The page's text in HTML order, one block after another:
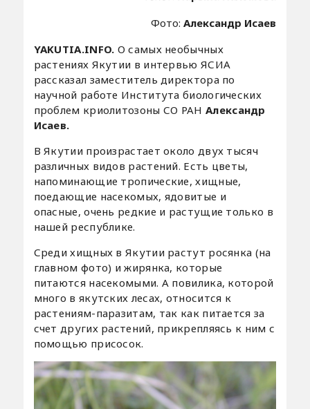
Фото:Александр Исаев
YAKUTIA.INFO. О самых необычных
растениях Якутии в интервью ЯСИА
рассказал заместитель директора по
научной работе Института биологических
проблем криолитозоны СО РАН Александр
Исаев.
В Якутии произрастает около двух тысяч
различных видов растений. Есть цветы,
напоминающие тропические, хищные,
поедающие насекомых, ядовитые и
опасные, очень редкие и растущие только в
нашей республике.
Среди хищных в Якутии растут росянка (на
главном фото) и жирянка, которые
питаются насекомыми. А повилика, которой
много в якутских лесах, относится к
растениям-паразитам, так как питается за
счет других растений, прикрепляясь к ним с
помощью присосок.